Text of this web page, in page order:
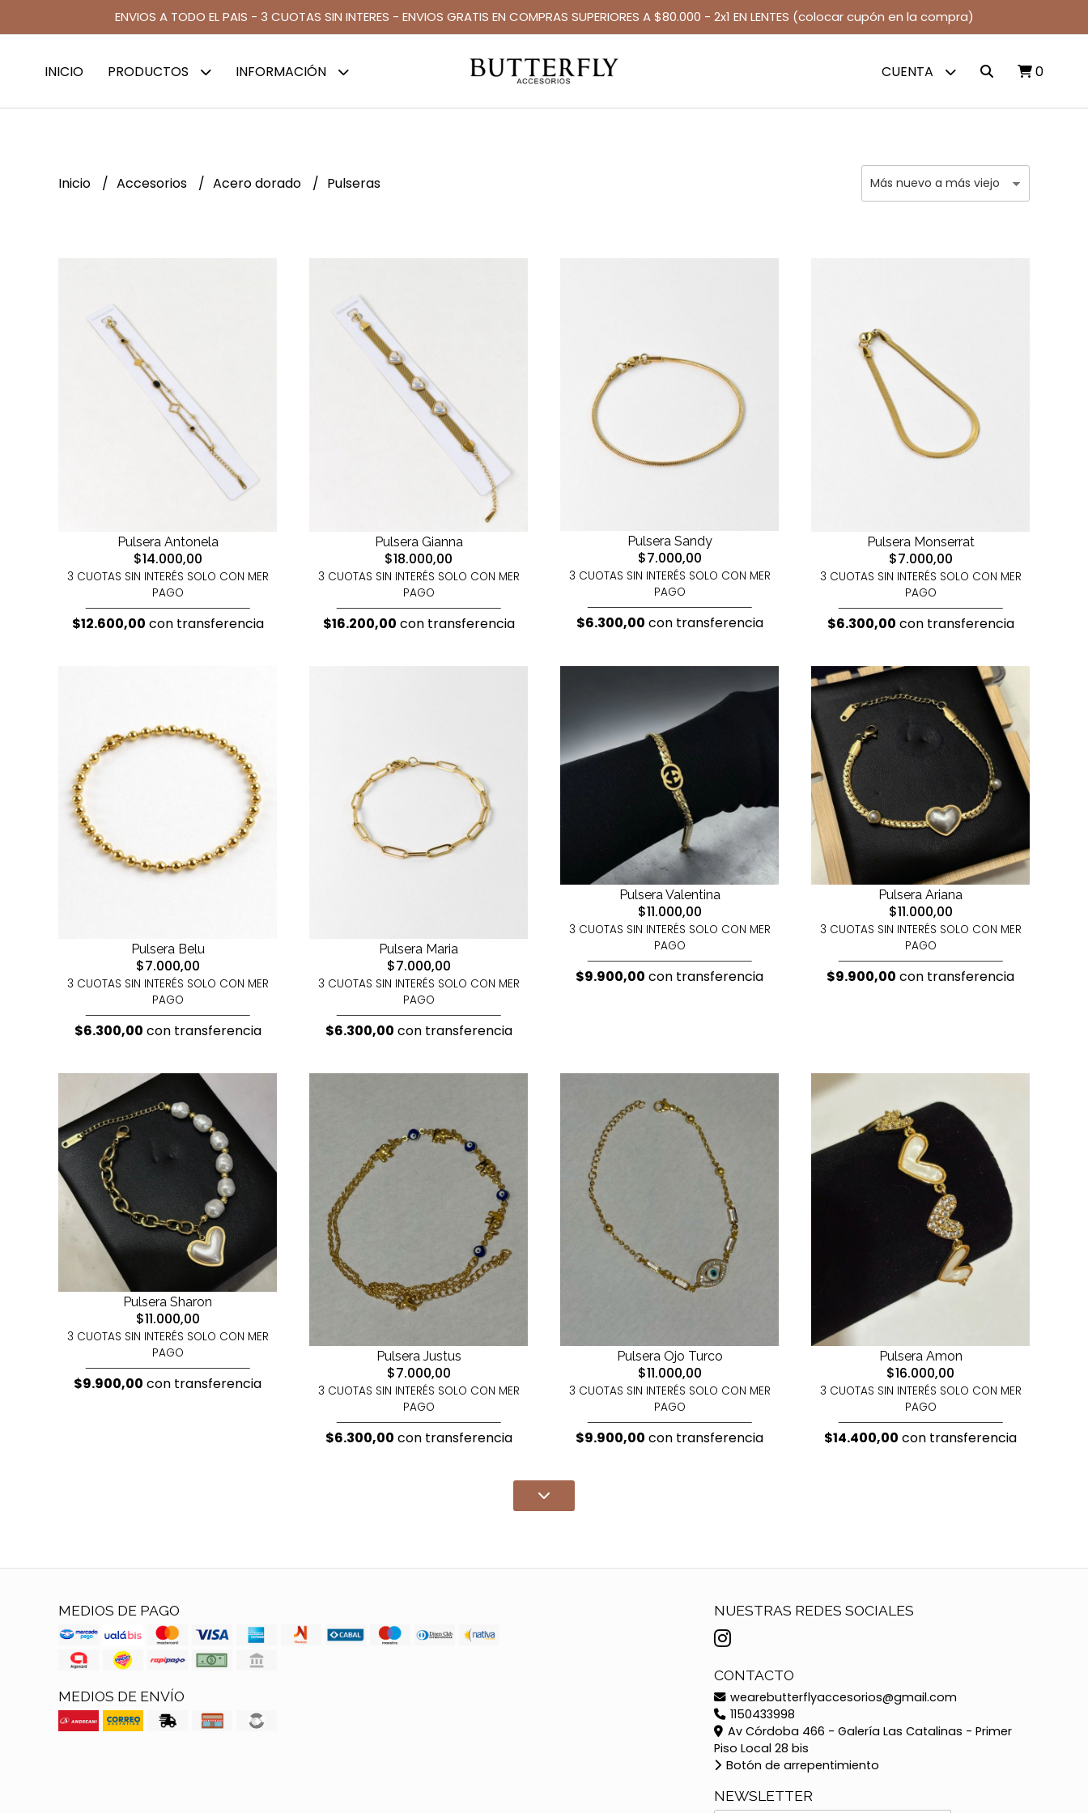
ENVIOS A TODO EL PAIS - 3 CUOTAS SIN INTERES - ENVIOS GRATIS EN COMPRAS SUPERIORES A $80.000 - 2x1 EN LENTES (colocar cupón en la compra)
INICIO PRODUCTOS INFORMACIÓN CUENTA 0
Inicio Accesorios Acero dorado Pulseras
Pulsera Antonela
$14.000,00
3 CUOTAS SIN INTERÉS SOLO CON MER
PAGO
$12.600,00 con transferencia
Pulsera Gianna
$18.000,00
3 CUOTAS SIN INTERÉS SOLO CON MER
PAGO
$16.200,00 con transferencia
Pulsera Sandy
$7.000,00
3 CUOTAS SIN INTERÉS SOLO CON MER
PAGO
$6.300,00 con transferencia
Pulsera Monserrat
$7.000,00
3 CUOTAS SIN INTERÉS SOLO CON MER
PAGO
$6.300,00 con transferencia
Pulsera Belu
$7.000,00
3 CUOTAS SIN INTERÉS SOLO CON MER
PAGO
$6.300,00 con transferencia
Pulsera Maria
$7.000,00
3 CUOTAS SIN INTERÉS SOLO CON MER
PAGO
$6.300,00 con transferencia
Pulsera Valentina
$11.000,00
3 CUOTAS SIN INTERÉS SOLO CON MER
PAGO
$9.900,00 con transferencia
Pulsera Ariana
$11.000,00
3 CUOTAS SIN INTERÉS SOLO CON MER
PAGO
$9.900,00 con transferencia
Pulsera Sharon
$11.000,00
3 CUOTAS SIN INTERÉS SOLO CON MER
PAGO
$9.900,00 con transferencia
Pulsera Justus
$7.000,00
3 CUOTAS SIN INTERÉS SOLO CON MER
PAGO
$6.300,00 con transferencia
Pulsera Ojo Turco
$11.000,00
3 CUOTAS SIN INTERÉS SOLO CON MER
PAGO
$9.900,00 con transferencia
Pulsera Amon
$16.000,00
3 CUOTAS SIN INTERÉS SOLO CON MER
PAGO
$14.400,00 con transferencia
MEDIOS DE PAGO
MEDIOS DE ENVÍO
NUESTRAS REDES SOCIALES
CONTACTO
wearebutterflyaccesorios@gmail.com
1150433998
Av Córdoba 466 - Galería Las Catalinas - Primer
Piso Local 28 bis
Botón de arrepentimiento
NEWSLETTER